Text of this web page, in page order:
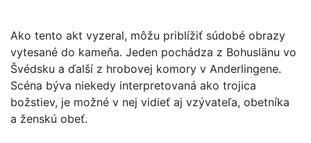
Ako tento akt vyzeral, môžu priblížiť súdobé obrazy
vytesané do kameňa. Jeden pochádza z Bohuslänu vo
Švédsku a ďalší z hrobovej komory v Anderlingene.
Scéna býva niekedy interpretovaná ako trojica
božstiev, je možné v nej vidieť aj vzývateľa, obetníka
a ženskú obeť.